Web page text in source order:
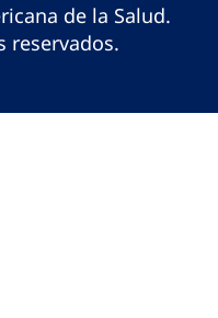
de la Salud.
reservados.